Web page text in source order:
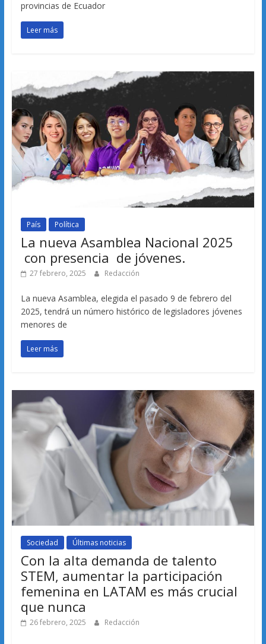
provincias de Ecuador
Leer más
País Política
La nueva Asamblea Nacional 2025
con presencia de jóvenes.
27 febrero, 2025 Redacción
La nueva Asamblea, elegida el pasado 9 de febrero del
2025, tendrá un número histórico de legisladores jóvenes
menores de
Leer más
Sociedad Últimas noticias
Con la alta demanda de talento
STEM, aumentar la participación
femenina en LATAM es más crucial
que nunca
26 febrero, 2025 Redacción